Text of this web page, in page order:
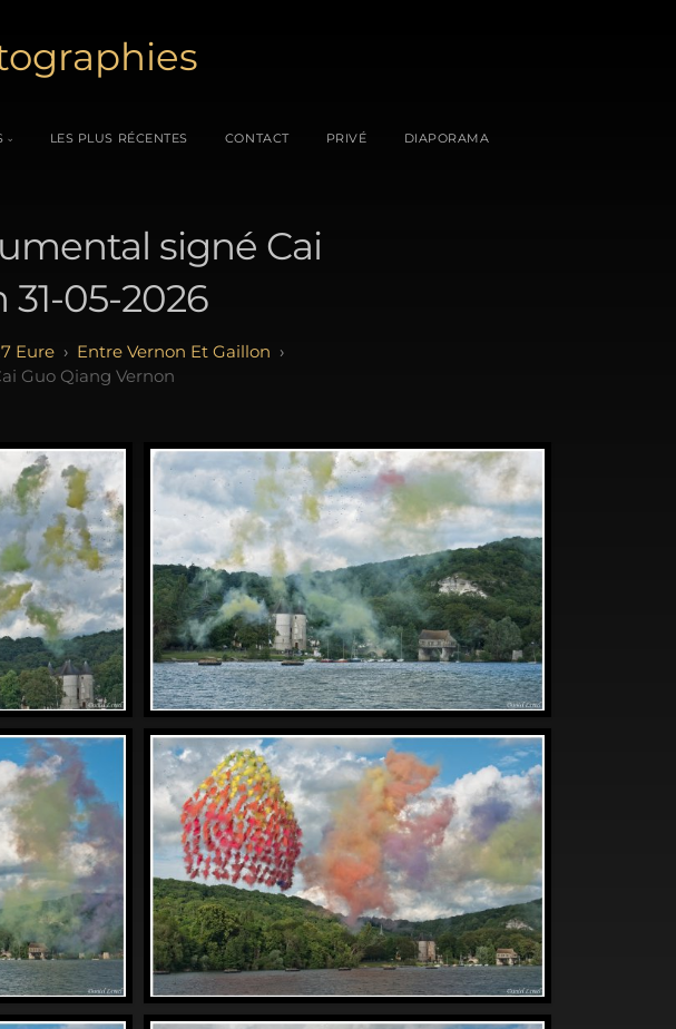
LES PLUS RÉCENTES CONTACT PRIVÉ DIAPORAMA
signé Cai
05-2026
Eure
Entre Vernon Et Gaillon
Guo Qiang Vernon